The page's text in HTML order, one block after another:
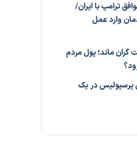
ترامپ با ایران/
وارد عمل
گران ماند؛ پول مردم
پرسپولیس در یک